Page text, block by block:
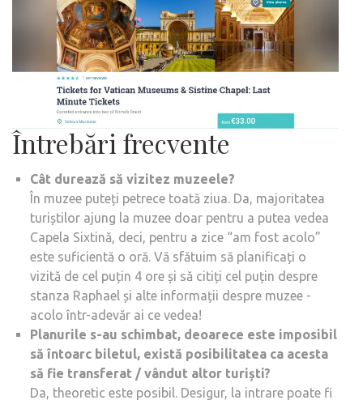
Întrebări frecvente
Cât durează să vizitez muzeele?
În muzee puteți petrece toată ziua. Da, majoritatea
turiștilor ajung la muzee doar pentru a putea vedea
Capela Sixtină, deci, pentru a zice “am fost acolo”
este suficientă o oră. Vă sfătuim să planificați o
vizită de cel puțin 4 ore și să citiți cel puțin despre
stanza Raphael și alte informații despre muzee -
acolo într-adevăr ai ce vedea!
Planurile s-au schimbat, deoarece este imposibil
să întoarc biletul, există posibilitatea ca acesta
să fie transferat / vândut altor turiști?
Da, theoretic este posibil. Desigur, la intrare poate fi